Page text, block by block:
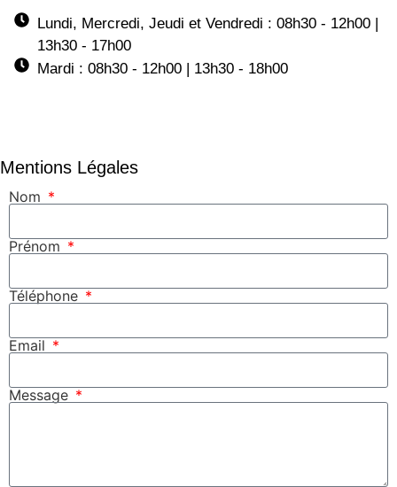
Lundi, Mercredi, Jeudi et Vendredi : 08h30 - 12h00 |
13h30 - 17h00
Mardi : 08h30 - 12h00 | 13h30 - 18h00
Mentions Légales
Nom
Prénom
Téléphone
Email
Message